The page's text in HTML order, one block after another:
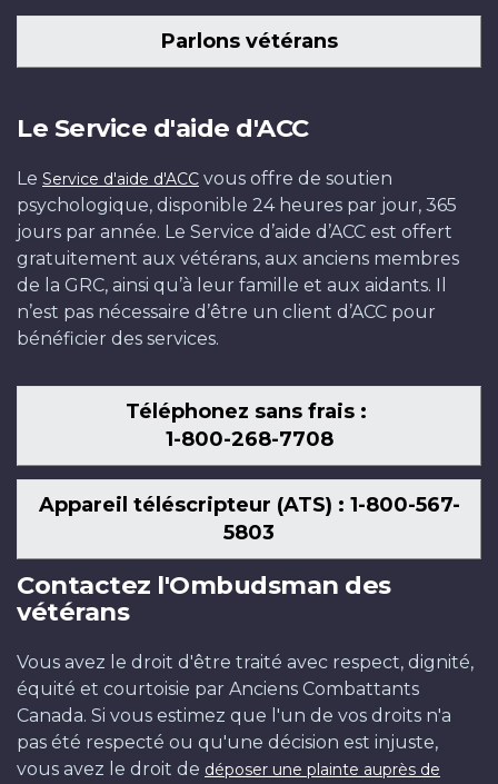
Parlons vétérans
Le Service d'aide d'ACC
Le Service d'aide d'ACC vous offre de soutien
psychologique, disponible 24 heures par jour, 365
jours par année. Le Service d’aide d’ACC est offert
gratuitement aux vétérans, aux anciens membres
de la GRC, ainsi qu’à leur famille et aux aidants. Il
n’est pas nécessaire d’être un client d’ACC pour
bénéficier des services.
Téléphonez sans frais :
1-800-268-7708
Appareil téléscripteur (ATS) : 1-800-567-
5803
Contactez l'Ombudsman des
vétérans
Vous avez le droit d'être traité avec respect, dignité,
équité et courtoisie par Anciens Combattants
Canada. Si vous estimez que l'un de vos droits n'a
pas été respecté ou qu'une décision est injuste,
vous avez le droit de déposer une plainte auprès de